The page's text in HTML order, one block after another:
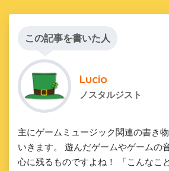
この記事を書いた人
Lucio
ノスタルジスト
主にゲームミュージック関連の書き
いきます。 遊んだゲームやゲームの
心に残るものですよね！ 「こんなこ